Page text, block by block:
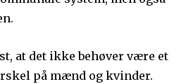
at det ikke behøver være et
på mænd og kvinder.